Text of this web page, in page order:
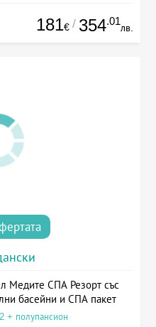
181€ / 354.01
лв.
Медите СПА Резорт със
басейни и СПА пакет
+ полупансион